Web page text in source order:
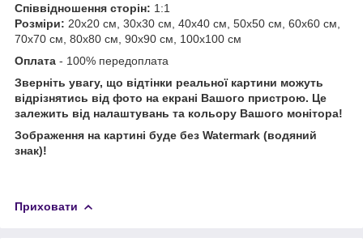
Співвідношення сторін: 1:1
Розміри: 20х20 см, 30х30 см, 40х40 см, 50х50 см, 60х60 см,
70х70 см, 80х80 см, 90х90 см, 100х100 см
Оплата - 100% передоплата
Зверніть увагу, що відтінки реальної картини можуть
відрізнятись від фото на екрані Вашого пристрою. Це
залежить від налаштувань та кольору Вашого монітора!
Зображення на картині буде без Watermark (водяний
знак)!
Приховати